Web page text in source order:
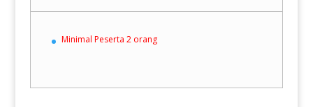
Minimal Peserta 2 orang